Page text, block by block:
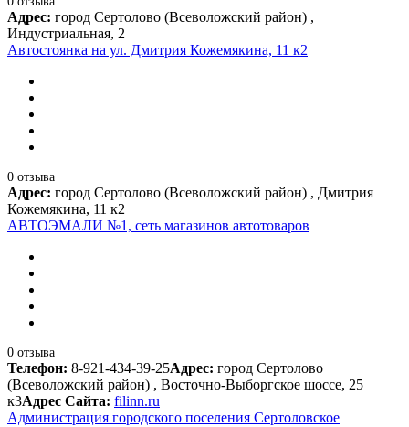
Адрес: город Сертолово (Всеволожский район) ,
Индустриальная, 2
Автостоянка на ул. Дмитрия Кожемякина, 11 к2
0 отзыва
Адрес: город Сертолово (Всеволожский район) , Дмитрия
Кожемякина, 11 к2
АВТОЭМАЛИ №1, сеть магазинов автотоваров
0 отзыва
Телефон: 8-921-434-39-25Адрес: город Сертолово
(Всеволожский район) , Восточно-Выборгское шоссе, 25
к3Адрес Сайта: filinn.ru
Администрация городского поселения Сертоловское